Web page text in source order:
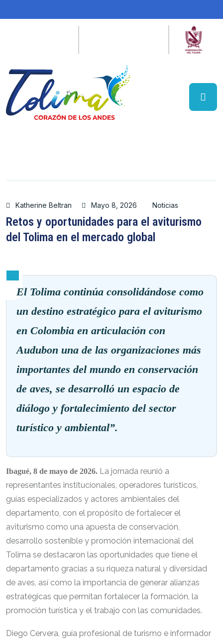
Katherine Beltran Mayo 8, 2026 Noticias
Retos y oportunidades para el aviturismo
del Tolima en el mercado global
El Tolima continúa consolidándose como
un destino estratégico para el aviturismo
en Colombia en articulación con
Audubon una de las organizaciones más
importantes del mundo en conservación
de aves, se desarrolló un espacio de
diálogo y fortalecimiento del sector
turístico y ambiental”.
Ibagué, 8 de mayo de 2026. La jornada reunió a
representantes institucionales, operadores turísticos,
guías especializados y actores ambientales del
departamento, con el propósito de fortalecer el
aviturismo como una apuesta de conservación,
desarrollo sostenible y promoción internacional del
Tolima se destacaron las oportunidades que tiene el
departamento gracias a su riqueza natural y diversidad
de aves, así como la importancia de generar alianzas
estratégicas que permitan fortalecer la formación, la
promoción turística y el trabajo con las comunidades.
Diego Cervera, guía profesional de turismo e informador